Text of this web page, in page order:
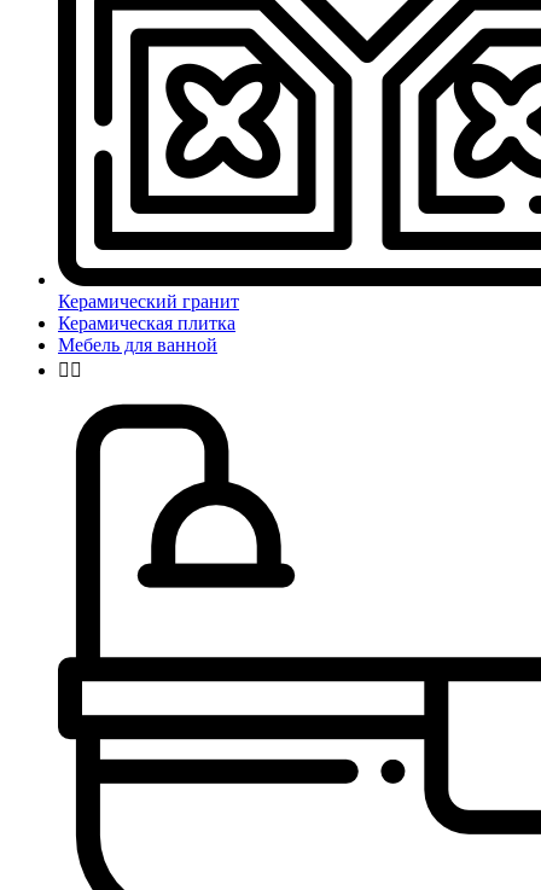
Керамический гранит
Керамическая плитка
Мебель для ванной
 